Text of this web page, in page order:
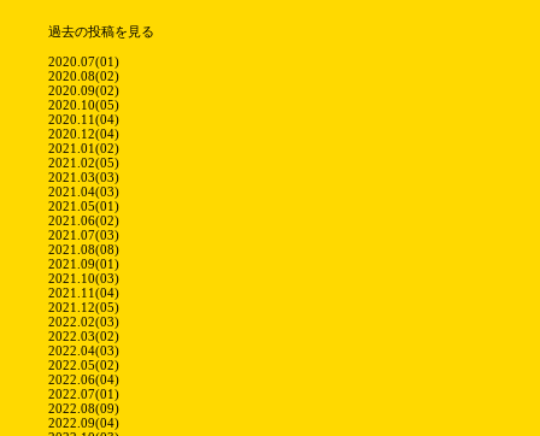
過去の投稿を見る
2020.07(01)
2020.08(02)
2020.09(02)
2020.10(05)
2020.11(04)
2020.12(04)
2021.01(02)
2021.02(05)
2021.03(03)
2021.04(03)
2021.05(01)
2021.06(02)
2021.07(03)
2021.08(08)
2021.09(01)
2021.10(03)
2021.11(04)
2021.12(05)
2022.02(03)
2022.03(02)
2022.04(03)
2022.05(02)
2022.06(04)
2022.07(01)
2022.08(09)
2022.09(04)